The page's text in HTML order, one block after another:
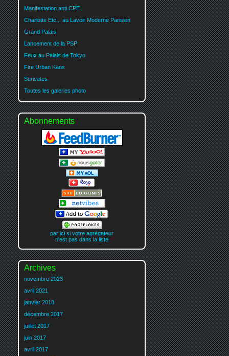
Manifestation anti CPE
Charlotte Etc... au Lavoir Moderne Parisien
Grand Palais
Lancement de la PSP
Feux au Palais de Tokyo
Fire Urban Kaos
Suricates
Toutes les galeries photo
Abonnements
par ici si votre agrégateur
n'est pas dans la liste
Archives
novembre 2023
avril 2021
janvier 2018
décembre 2017
juillet 2017
juin 2017
avril 2017